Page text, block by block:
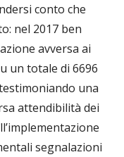
conto che
nel 2017 ben
avversa ai
un totale di 6696
una
attendibilità dei
segnalazioni